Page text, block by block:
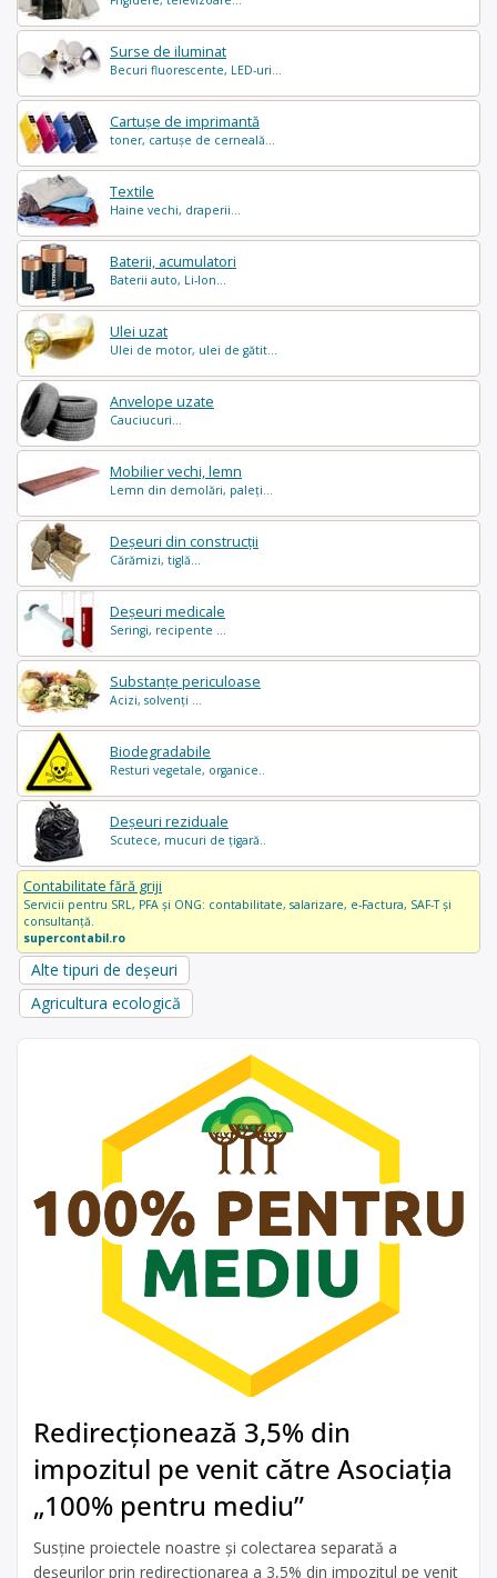
Surse de iluminat
Becuri fluorescente, LED-uri...
Cartușe de imprimantă
toner, cartușe de cerneală...
Textile
Haine vechi, draperii...
Baterii, acumulatori
Baterii auto, Li-Ion...
Ulei uzat
Ulei de motor, ulei de gătit...
Anvelope uzate
Cauciucuri...
Mobilier vechi, lemn
Lemn din demolări, paleți...
Deșeuri din construcții
Cărămizi, tiglă...
Deșeuri medicale
Seringi, recipente ...
Substanțe periculoase
Acizi, solvenți ...
Biodegradabile
Resturi vegetale, organice..
Deșeuri reziduale
Scutece, mucuri de țigară..
Contabilitate fără griji
Servicii pentru SRL, PFA și ONG: contabilitate, salarizare, e-Factura, SAF-T și
consultanță.
supercontabil.ro
Alte tipuri de deșeuri
Agricultura ecologică
Redirecționează 3,5% din
impozitul pe venit către Asociația
„100% pentru mediu”
Susține proiectele noastre și colectarea separată a
deșeurilor prin redirecționarea a 3,5% din impozitul pe venit